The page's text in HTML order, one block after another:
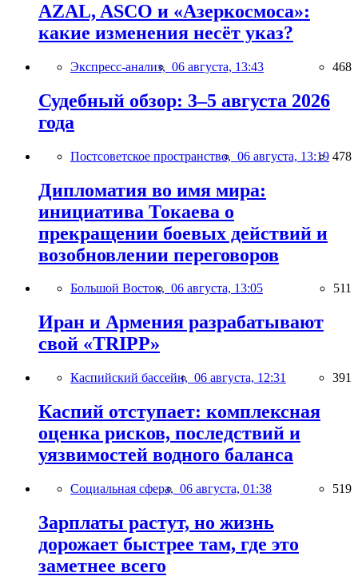
AZAL, ASCO и «Азеркосмоса»:
какие изменения несёт указ?
Экспресс-анализ, 06 августа, 13:43 468
Судебный обзор: 3–5 августа 2026
года
Постсоветское пространство, 06 августа, 13:19 478
Дипломатия во имя мира:
инициатива Токаева о
прекращении боевых действий и
возобновлении переговоров
Большой Восток, 06 августа, 13:05 511
Иран и Армения разрабатывают
свой «TRIPP»
Каспийский бассейн, 06 августа, 12:31 391
Каспий отступает: комплексная
оценка рисков, последствий и
уязвимостей водного баланса
Социальная сфера, 06 августа, 01:38 519
Зарплаты растут, но жизнь
дорожает быстрее там, где это
заметнее всего